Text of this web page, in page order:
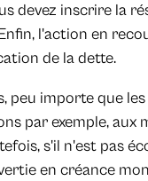
devez inscrire la
l'action en
de la dette.
peu importe que
par exemple,
s'il n'est pas
en créance